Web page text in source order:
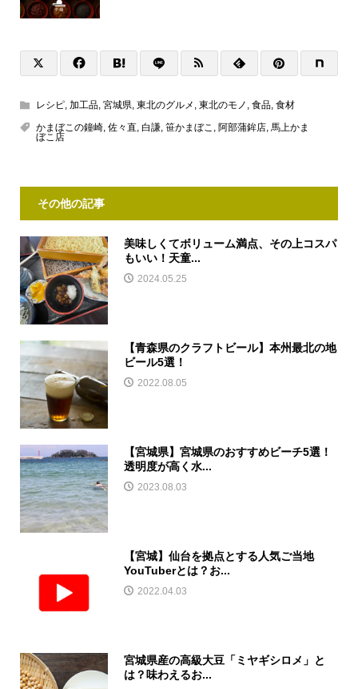
レシピ, 加工品, 宮城県, 東北のグルメ , 東北のモノ , 食品, 食材
かまぼこの鐘崎, 佐々直, 白謙, 笹かまぼこ , 阿部蒲鉾店, 馬上かま
ぼこ店
その他の記事
美味しくてボリューム満点、その上コスパ
もいい！天童...
2024.05.25
【青森県のクラフトビール】本州最北の地
ビール5選！
2022.08.05
【宮城県】宮城県のおすすめビーチ5選！
透明度が高く水...
2023.08.03
【宮城】仙台を拠点とする人気ご当地
YouTuberとは？お...
2022.04.03
宮城県産の高級大豆「ミヤギシロメ」と
は？味わえるお...